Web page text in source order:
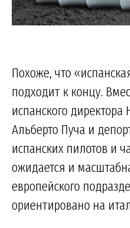
Похоже, что
подходит к концу.
испанского директора
Альберто Пуча и
испанских пилотов и
ожидается и
европейского
ориентировано на